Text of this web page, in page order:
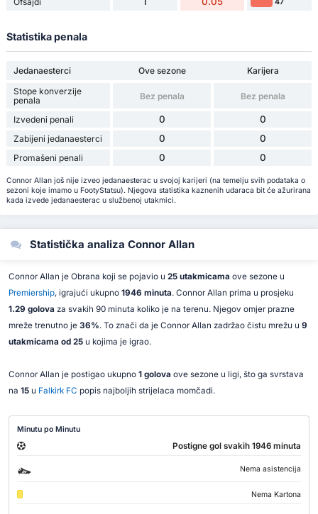
Statistika penala
Jedanaesterci Ove sezone
Karijera
Stope konverzije
penala
Bez penala Bez penala
Izvedeni penali 0 0
Zabijeni jedanaesterci 0 0
Promašeni penali 0 0
Connor Allan još nije izveo jedanaesterac u svojoj karijeri (na temelju svih podataka o
sezoni koje imamo u FootyStatsu). Njegova statistika kaznenih udaraca bit će ažurirana
kada izvede jedanaesterac u službenoj utakmici.
Statistička analiza Connor Allan
Connor Allan je Obrana koji se pojavio u 25 utakmicama ove sezone u
Premiership, igrajući ukupno 1946 minuta. Connor Allan prima u prosjeku
1.29 golova za svakih 90 minuta koliko je na terenu. Njegov omjer prazne
mreže trenutno je 36%. To znači da je Connor Allan zadržao čistu mrežu u 9
utakmicama od 25u kojima je igrao.
Connor Allan je postigao ukupno 1 golova ove sezone u ligi, što ga svrstava
na 15u Falkirk FC popis najboljih strijelaca momčadi.
Minutu po Minutu
Postigne gol svakih 1946 minuta
Nema asistencija
Nema Kartona